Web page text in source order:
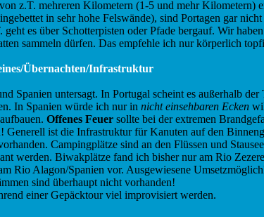
z.T. mehreren Kilometern (1-5 und mehr Kilometern)
in sehr hohe Felswände), sind Portagen gar
es über Schotterpisten oder Pfade bergauf. Wir
sammeln dürfen. Das empfehle ich nur körperlich
Übernachten/Infrastruktur
Spanien untersagt. In Portugal scheint es außerhalb der
In Spanien würde ich nur in nicht einsehbaren Ecken
Offenes Feuer sollte bei der extremen
Generell ist die Infrastruktur für Kanuten auf den
Campingplätze sind an den Flüssen und
werden. Biwakplätze fand ich bisher nur am Rio
Rio Alagon/Spanien vor. Ausgewiesene
sind überhaupt nicht vorhanden!
einer Gepäcktour viel improvisiert werden.